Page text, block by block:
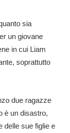
sia
un giovane
in cui Liam
soprattutto
due ragazze
è un disastro,
delle sue figlie e